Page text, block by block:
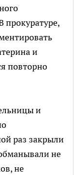
прокуратуре,
и
повторно
и
раз закрыли
не
не